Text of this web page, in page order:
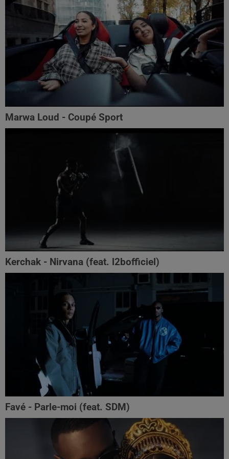
Marwa Loud - Coupé Sport
Kerchak - Nirvana (feat. ‪l2bofficiel‬)
Favé - Parle-moi (feat. SDM)